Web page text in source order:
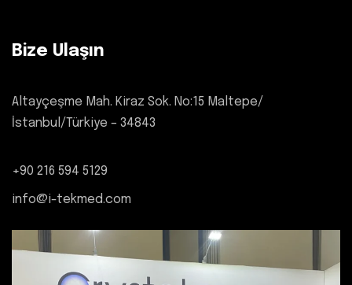
Bize Ulaşın
Altayçeşme Mah. Kiraz Sok. No:15 Maltepe/
İstanbul/Türkiye – 34843
+90 216 594 5129
info@i-tekmed.com